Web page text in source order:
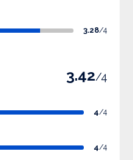
3.28/4
3.42/4
4/4
4/4